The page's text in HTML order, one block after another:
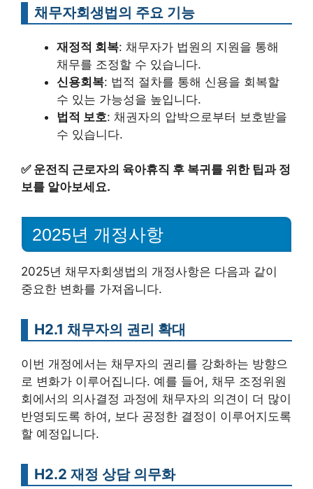
채무자회생법의 주요 기능
재정적 회복: 채무자가 법원의 지원을 통해
채무를 조정할 수 있습니다.
신용회복: 법적 절차를 통해 신용을 회복할
수 있는 가능성을 높입니다.
법적 보호: 채권자의 압박으로부터 보호받을
수 있습니다.
✅ 운전직 근로자의 육아휴직 후 복귀를 위한 팁과 정
보를 알아보세요.
2025년 개정사항
2025년 채무자회생법의 개정사항은 다음과 같이
중요한 변화를 가져옵니다.
H2.1 채무자의 권리 확대
이번 개정에서는 채무자의 권리를 강화하는 방향으
로 변화가 이루어집니다. 예를 들어, 채무 조정위원
회에서의 의사결정 과정에 채무자의 의견이 더 많이
반영되도록 하여, 보다 공정한 결정이 이루어지도록
할 예정입니다.
H2.2 재정 상담 의무화